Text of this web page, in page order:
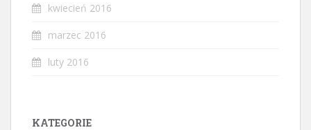
kwiecień 2016
marzec 2016
luty 2016
KATEGORIE